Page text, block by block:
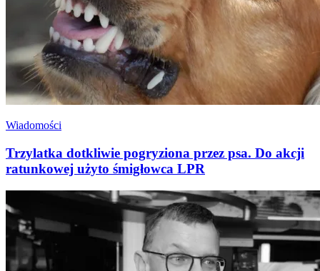
Wiadomości
Trzylatka dotkliwie pogryziona przez psa. Do akcji
ratunkowej użyto śmigłowca LPR